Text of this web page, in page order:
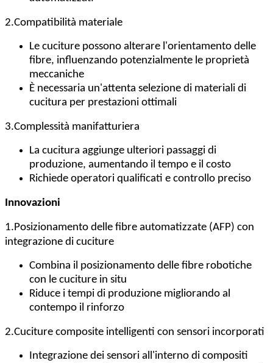
2.Compatibilità materiale
Le cuciture possono alterare l'orientamento delle
fibre, influenzando potenzialmente le proprietà
meccaniche
È necessaria un'attenta selezione di materiali di
cucitura per prestazioni ottimali
3.Complessità manifatturiera
La cucitura aggiunge ulteriori passaggi di
produzione, aumentando il tempo e il costo
Richiede operatori qualificati e controllo preciso
Innovazioni
1. Posizionamento delle fibre automatizzate (AFP) con
integrazione di cuciture
Combina il posizionamento delle fibre robotiche
con le cuciture in situ
Riduce i tempi di produzione migliorando al
contempo il rinforzo
2.Cuciture composite intelligenti con sensori incorporati
Integrazione dei sensori all'interno di compositi